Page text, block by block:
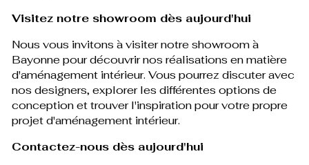
Visitez notre showroom dès aujourd'hui
Nous vous invitons à visiter notre showroom à
Bayonne pour découvrir nos réalisations en matière
d'aménagement intérieur. Vous pourrez discuter avec
nos designers, explorer les différentes options de
conception et trouver l'inspiration pour votre propre
projet d'aménagement intérieur.
Contactez-nous dès aujourd'hui